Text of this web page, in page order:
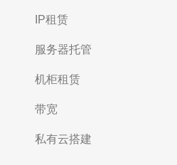
IP租赁
服务器托管
机柜租赁
带宽
私有云搭建